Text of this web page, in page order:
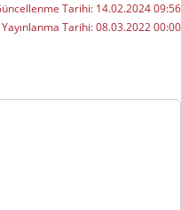
Tarihi: 14.02.2024 09:56
Yayınlanma Tarihi:08.03.2022 00:00